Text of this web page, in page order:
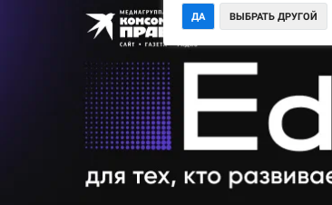
НА СПОРТ ПРОМОКОДЫ СЕРИАЛЫ
ТЕЛЕВИЗОР КОЛЛЕКЦИИ
НОВОЕ НА САЙТЕ
ДА ВЫБРАТЬ ДРУГОЙ